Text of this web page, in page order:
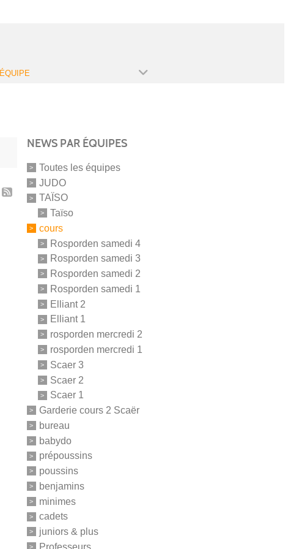
ÉQUIPE
NEWS PAR ÉQUIPES
Toutes les équipes
JUDO
TAÏSO
Taïso
cours
Rosporden samedi 4
Rosporden samedi 3
Rosporden samedi 2
Rosporden samedi 1
Elliant 2
Elliant 1
rosporden mercredi 2
rosporden mercredi 1
Scaer 3
Scaer 2
Scaer 1
Garderie cours 2 Scaër
bureau
babydo
prépoussins
poussins
benjamins
minimes
cadets
juniors & plus
Professeurs